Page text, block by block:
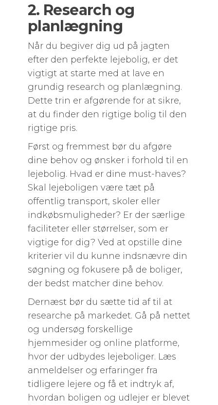
2. Research og
planlægning
Når du begiver dig ud på jagten
efter den perfekte lejebolig, er det
vigtigt at starte med at lave en
grundig research og planlægning.
Dette trin er afgørende for at sikre,
at du finder den rigtige bolig til den
rigtige pris.
Først og fremmest bør du afgøre
dine behov og ønsker i forhold til en
lejebolig. Hvad er dine must-haves?
Skal lejeboligen være tæt på
offentlig transport, skoler eller
indkøbsmuligheder? Er der særlige
faciliteter eller størrelser, som er
vigtige for dig? Ved at opstille dine
kriterier vil du kunne indsnævre din
søgning og fokusere på de boliger,
der bedst matcher dine behov.
Dernæst bør du sætte tid af til at
researche på markedet. Gå på nettet
og undersøg forskellige
hjemmesider og online platforme,
hvor der udbydes lejeboliger. Læs
anmeldelser og erfaringer fra
tidligere lejere og få et indtryk af,
hvordan boligen og udlejer er blevet